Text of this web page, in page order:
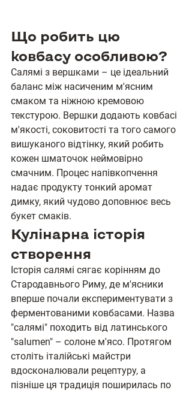
Що робить цю
ковбасу особливою?
Салямі з вершками – це ідеальний
баланс між насиченим м'ясним
смаком та ніжною кремовою
текстурою. Вершки додають ковбасі
м'якості, соковитості та того самого
вишуканого відтінку, який робить
кожен шматочок неймовірно
смачним. Процес напівкопчення
надає продукту тонкий аромат
димку, який чудово доповнює весь
букет смаків.
Кулінарна історія
створення
Історія салямі сягає корінням до
Стародавнього Риму, де м'ясники
вперше почали експериментувати з
ферментованими ковбасами. Назва
"салямі" походить від латинського
"salumen" – солоне м'ясо. Протягом
століть італійські майстри
вдосконалювали рецептуру, а
пізніше ця традиція поширилась по